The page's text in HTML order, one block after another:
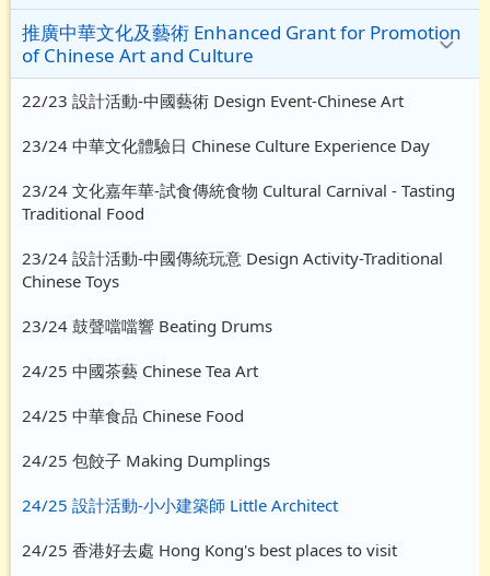
推廣中華文化及藝術 Enhanced Grant for Promotion
of Chinese Art and Culture
22/23 設計活動-中國藝術 Design Event-Chinese Art
23/24 中華文化體驗日 Chinese Culture Experience Day
23/24 文化嘉年華-試食傳統食物 Cultural Carnival - Tasting
Traditional Food
23/24 設計活動-中國傳統玩意 Design Activity-Traditional
Chinese Toys
23/24 鼓聲噹噹響 Beating Drums
24/25 中國茶藝 Chinese Tea Art
24/25 中華食品 Chinese Food
24/25 包餃子 Making Dumplings
24/25 設計活動-小小建築師 Little Architect
24/25 香港好去處 Hong Kong's best places to visit